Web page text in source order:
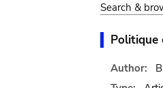
Search &
Politique
Author: